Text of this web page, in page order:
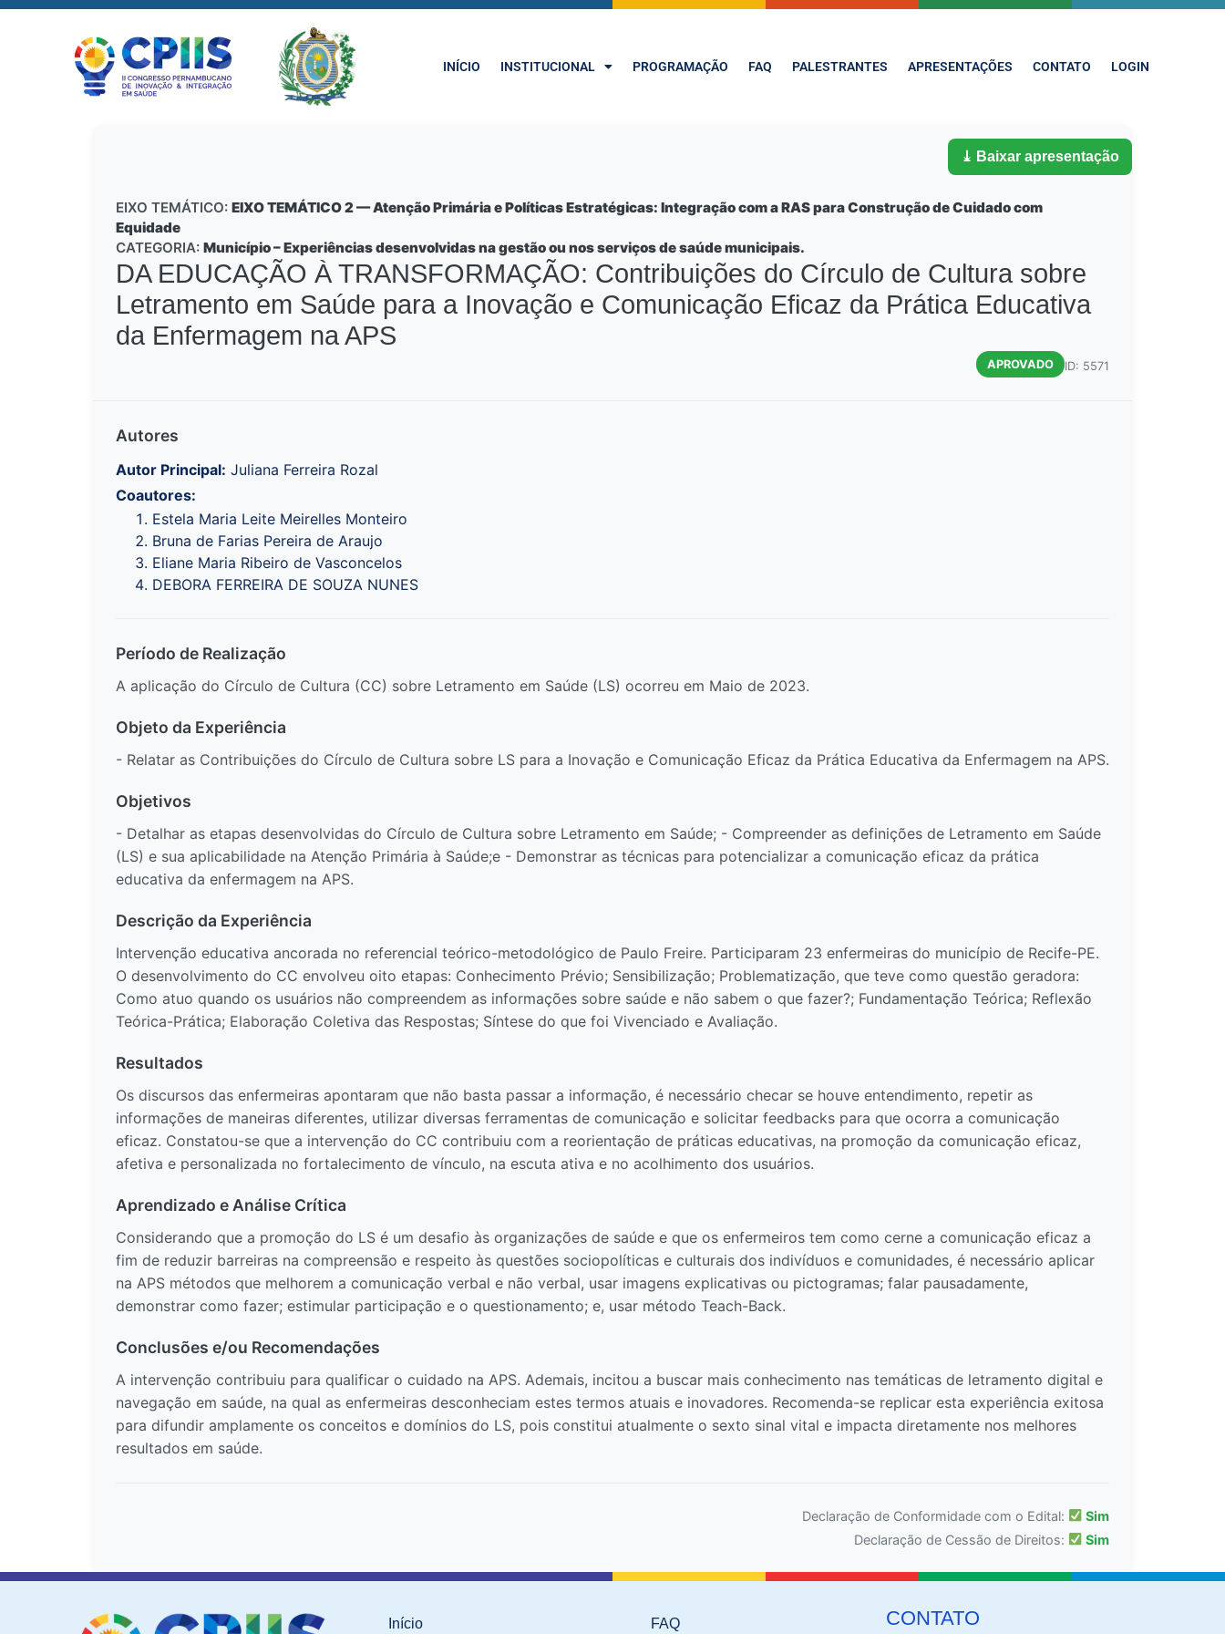
INÍCIO INSTITUCIONAL PROGRAMAÇÃO FAQ PALESTRANTES APRESENTAÇÕES CONTATO LOGIN
⤓ Baixar apresentação
EIXO TEMÁTICO: EIXO TEMÁTICO 2 — Atenção Primária e Políticas Estratégicas: Integração com a RAS para Construção de Cuidado com
Equidade
CATEGORIA: Município – Experiências desenvolvidas na gestão ou nos serviços de saúde municipais.
DA EDUCAÇÃO À TRANSFORMAÇÃO: Contribuições do Círculo de Cultura sobre
Letramento em Saúde para a Inovação e Comunicação Eficaz da Prática Educativa
da Enfermagem na APS
APROVADO ID: 5571
Autores
Autor Principal: Juliana Ferreira Rozal
Coautores:
Estela Maria Leite Meirelles Monteiro
Bruna de Farias Pereira de Araujo
Eliane Maria Ribeiro de Vasconcelos
DEBORA FERREIRA DE SOUZA NUNES
Período de Realização
A aplicação do Círculo de Cultura (CC) sobre Letramento em Saúde (LS) ocorreu em Maio de 2023.
Objeto da Experiência
- Relatar as Contribuições do Círculo de Cultura sobre LS para a Inovação e Comunicação Eficaz da Prática Educativa da Enfermagem na APS.
Objetivos
- Detalhar as etapas desenvolvidas do Círculo de Cultura sobre Letramento em Saúde; - Compreender as definições de Letramento em Saúde
(LS) e sua aplicabilidade na Atenção Primária à Saúde;e - Demonstrar as técnicas para potencializar a comunicação eficaz da prática
educativa da enfermagem na APS.
Descrição da Experiência
Intervenção educativa ancorada no referencial teórico-metodológico de Paulo Freire. Participaram 23 enfermeiras do município de Recife-PE.
O desenvolvimento do CC envolveu oito etapas: Conhecimento Prévio; Sensibilização; Problematização, que teve como questão geradora:
Como atuo quando os usuários não compreendem as informações sobre saúde e não sabem o que fazer?; Fundamentação Teórica; Reflexão
Teórica-Prática; Elaboração Coletiva das Respostas; Síntese do que foi Vivenciado e Avaliação.
Resultados
Os discursos das enfermeiras apontaram que não basta passar a informação, é necessário checar se houve entendimento, repetir as
informações de maneiras diferentes, utilizar diversas ferramentas de comunicação e solicitar feedbacks para que ocorra a comunicação
eficaz. Constatou-se que a intervenção do CC contribuiu com a reorientação de práticas educativas, na promoção da comunicação eficaz,
afetiva e personalizada no fortalecimento de vínculo, na escuta ativa e no acolhimento dos usuários.
Aprendizado e Análise Crítica
Considerando que a promoção do LS é um desafio às organizações de saúde e que os enfermeiros tem como cerne a comunicação eficaz a
fim de reduzir barreiras na compreensão e respeito às questões sociopolíticas e culturais dos indivíduos e comunidades, é necessário aplicar
na APS métodos que melhorem a comunicação verbal e não verbal, usar imagens explicativas ou pictogramas; falar pausadamente,
demonstrar como fazer; estimular participação e o questionamento; e, usar método Teach-Back.
Conclusões e/ou Recomendações
A intervenção contribuiu para qualificar o cuidado na APS. Ademais, incitou a buscar mais conhecimento nas temáticas de letramento digital e
navegação em saúde, na qual as enfermeiras desconheciam estes termos atuais e inovadores. Recomenda-se replicar esta experiência exitosa
para difundir amplamente os conceitos e domínios do LS, pois constitui atualmente o sexto sinal vital e impacta diretamente nos melhores
resultados em saúde.
Declaração de Conformidade com o Edital:
Sim
Declaração de Cessão de Direitos:
Sim
Início FAQ CONTATO